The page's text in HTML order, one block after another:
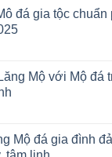
đá gia tộc chuẩn
Mộ với Mộ đá
Mộ đá gia đình